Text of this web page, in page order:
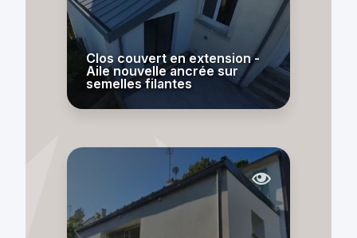
Clos couvert en extension -
Aile nouvelle ancrée sur
semelles filantes